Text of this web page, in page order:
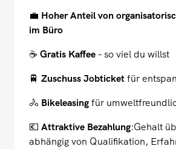
💼 Hoher Anteil von
im Büro
☕ Gratis Kaffee– so viel du willst
🚆 Zuschuss Jobticketfür
🚴 Bikeleasingfür
💶 Attraktive Bezahlung:Gehalt
abhängig von Qualifikation,